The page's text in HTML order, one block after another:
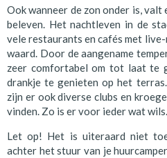
Ook wanneer de zon onder is,
beleven. Het nachtleven in de
vele restaurants en cafés met
waard. Door de aangename
zeer comfortabel om tot laat te
drankje te genieten op het
zijn er ook diverse clubs en
vinden. Zo is er voor ieder wat wils.
Let op! Het is uiteraard niet
achter het stuur van je